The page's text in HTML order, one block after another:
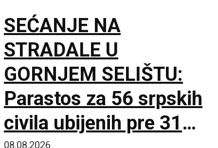
SEĆANJE NA
STRADALE U
GORNJEM SELIŠTU:
Parastos za 56 srpskih
civila ubijenih pre 31
08.08.2026